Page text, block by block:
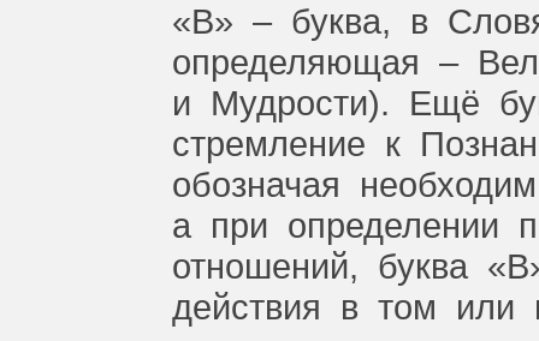
«В» – буква, в
определяющая –
и Мудрости). Ещё
стремление к
обозначая
а при определении
отношений, буква
действия
в том или